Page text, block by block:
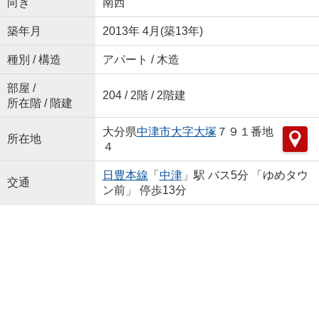
向き 南西
築年月 2013年 4月(築13年)
種別 / 構造 アパート / 木造
部屋 /
所在階 / 階建
204 / 2階 / 2階建
所在地
大分県中津市大字大塚 ７９１番地
４
交通
日豊本線 「 中津」駅 バス5分 「ゆめタウ
ン前」 停歩13分